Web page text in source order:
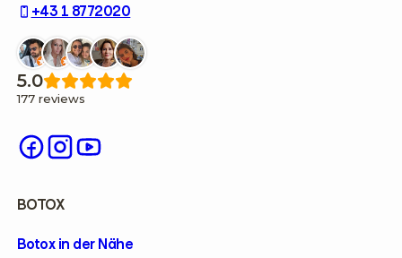
+43 1 8772020
5.0
177 reviews
BOTOX
Botox in der Nähe